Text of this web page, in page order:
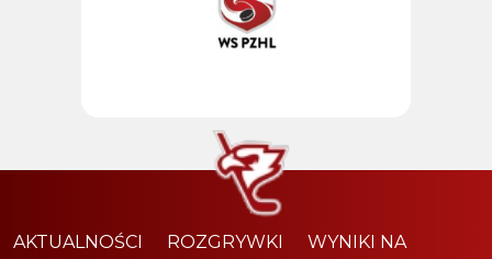
AKTUALNOŚCI ROZGRYWKI
WYNIKI NA